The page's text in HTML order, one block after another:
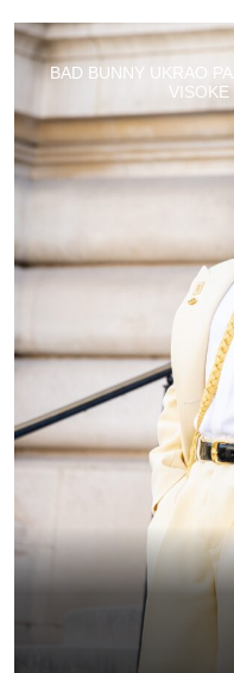
BAD BUNNY UKRAO
VISOKE